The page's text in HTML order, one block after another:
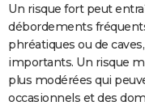
Un risque fort peut
débordements
phréatiques ou de
importants. Un risque
plus modérées qui
occasionnels et des